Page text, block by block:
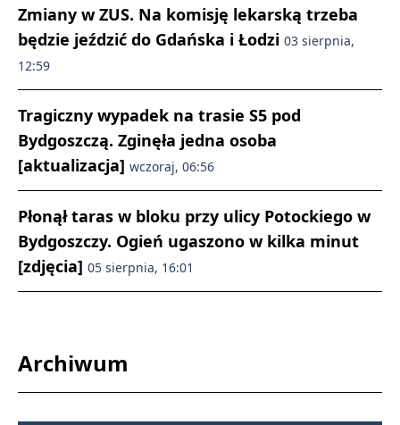
Zmiany w ZUS. Na komisję lekarską trzeba
będzie jeździć do Gdańska i Łodzi 03 sierpnia,
12:59
Tragiczny wypadek na trasie S5 pod
Bydgoszczą. Zginęła jedna osoba
[aktualizacja] wczoraj, 06:56
Płonął taras w bloku przy ulicy Potockiego w
Bydgoszczy. Ogień ugaszono w kilka minut
[zdjęcia] 05 sierpnia, 16:01
Archiwum